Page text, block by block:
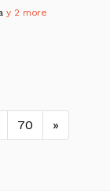
y 2 more
70 »